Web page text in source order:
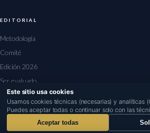
EDITORIAL
Metodología
Comité
Edición 2026
Ser evaluado
© 2026 rankingabogados.es · Edición 2026 Aviso
Este sitio usa cookies
Usamos cookies técnicas (necesarias) y analíticas
Puedes aceptar todas o continuar solo con las
Aceptar todas